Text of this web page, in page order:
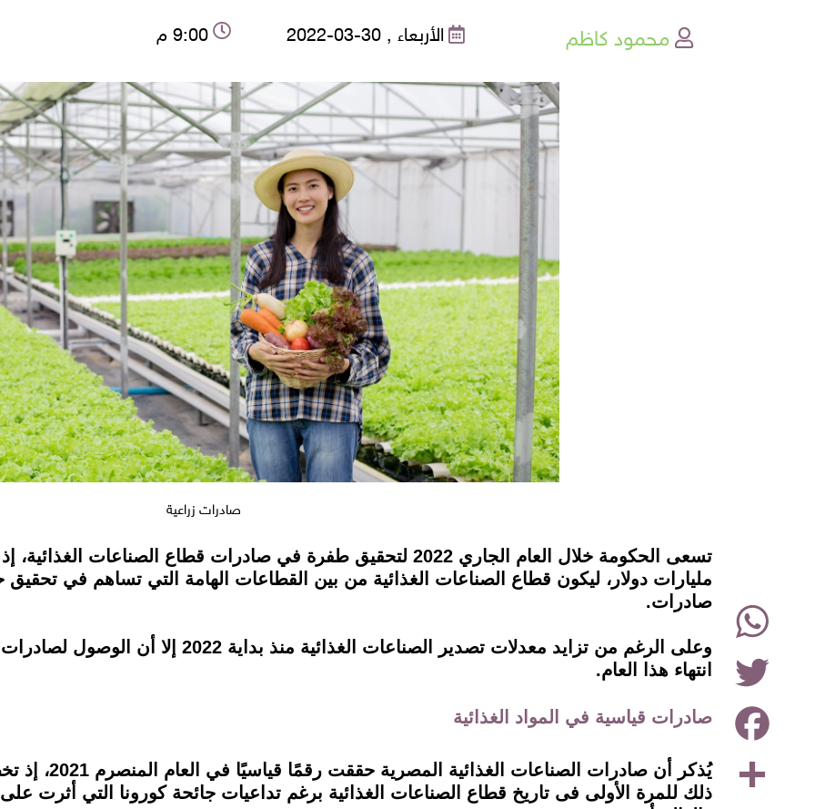
محمود كاظم الأربعاء , 30-03-2022 9:00 م
صادرات زراعية
Share
Facebook
Twitter
WhatsApp
instagram
صادرات.
انتهاء هذا العام.
صادرات قياسية في المواد الغذائية
ذلك للمرة الأولى فى تاريخ قطاع الصناعات الغذائية برغم تداعيات جائحة كورونا التي أثرت